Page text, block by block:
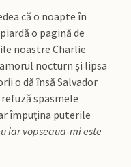
că o noapte în
o pagină de
noastre Charlie
nocturn şi lipsa
o dă însă Salvador
spasmele
împuţina puterile
iar vopseaua-mi este